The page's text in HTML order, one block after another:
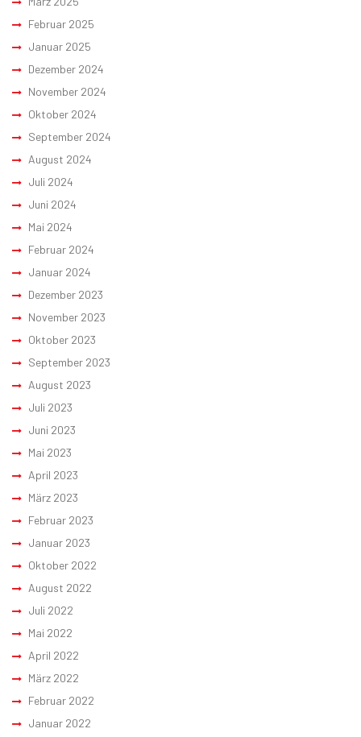
Februar 2025
Januar 2025
Dezember 2024
November 2024
Oktober 2024
September 2024
August 2024
Juli 2024
Juni 2024
Mai 2024
Februar 2024
Januar 2024
Dezember 2023
November 2023
Oktober 2023
September 2023
August 2023
Juli 2023
Juni 2023
Mai 2023
April 2023
März 2023
Februar 2023
Januar 2023
Oktober 2022
August 2022
Juli 2022
Mai 2022
April 2022
März 2022
Februar 2022
Januar 2022